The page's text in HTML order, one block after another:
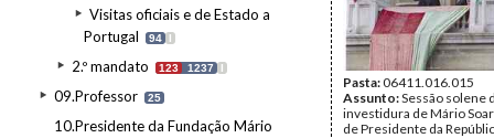
Visitas oficiais e de Estado a
Portugal
94 I
2.º mandato 123 1237 I
09.Professor 25
10.Presidente da Fundação Mário
Pasta:06411.016.015
Assunto:Sessão solene
investidura de Mário
de Presidente da